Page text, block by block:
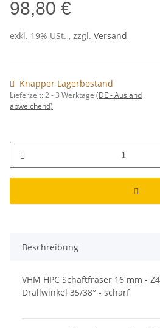
98,80 €
exkl. 19% USt. , zzgl. Versand
Knapper Lagerbestand
Lieferzeit:2 - 3 Werktage (DE - Ausland
abweichend)
Beschreibung
VHM HPC Schaftfräser 16 mm -
Drallwinkel 35/38° - scharf